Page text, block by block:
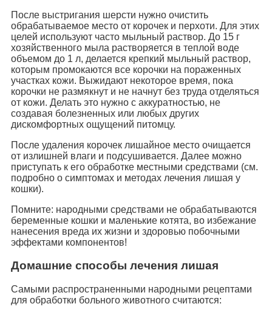
После выстригания шерсти нужно очистить
обрабатываемое место от корочек и перхоти. Для этих
целей используют часто мыльный раствор. До 15 г
хозяйственного мыла растворяется в теплой воде
объемом до 1 л, делается крепкий мыльный раствор,
которым промокаются все корочки на пораженных
участках кожи. Выжидают некоторое время, пока
корочки не размякнут и не начнут без труда отделяться
от кожи. Делать это нужно с аккуратностью, не
создавая болезненных или любых других
дискомфортных ощущений питомцу.
После удаления корочек лишайное место очищается
от излишней влаги и подсушивается. Далее можно
приступать к его обработке местными средствами (см.
подробно о симптомах и методах лечения лишая у
кошки).
Помните: народными средствами не обрабатываются
беременные кошки и маленькие котята, во избежание
нанесения вреда их жизни и здоровью побочными
эффектами компонентов!
Домашние способы лечения лишая
Самыми распространенными народными рецептами
для обработки больного животного считаются: